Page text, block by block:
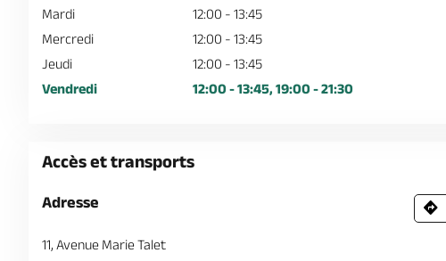
Mardi
12:00 - 13:45
Mercredi
12:00 - 13:45
Jeudi
12:00 - 13:45
Vendredi
12:00 - 13:45, 19:00 - 21:30
Accès et transports
Adresse
11, Avenue Marie Talet